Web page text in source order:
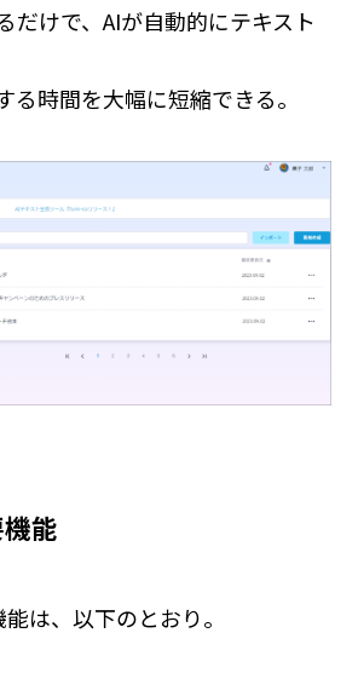
だけで、AIが自動的にテキスト
る時間を大幅に短縮できる。
能
は、以下のとおり。